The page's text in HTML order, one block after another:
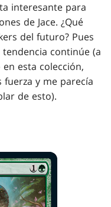
interesante para
de Jace. ¿Qué
del futuro? Pues
continúe (a
esta colección,
fuerza y me parecía
de esto).